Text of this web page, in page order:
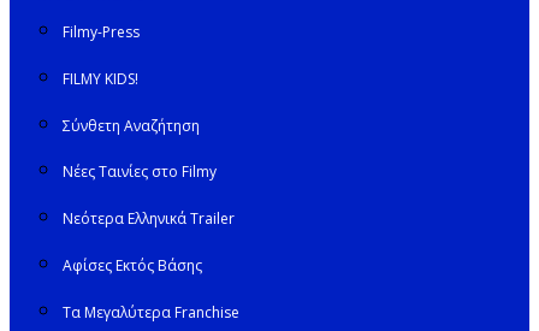
Filmy-Press
FILMY KIDS!
Σύνθετη Αναζήτηση
Νέες Ταινίες στο Filmy
Νεότερα Ελληνικά Trailer
Αφίσες Εκτός Βάσης
Τα Μεγαλύτερα Franchise